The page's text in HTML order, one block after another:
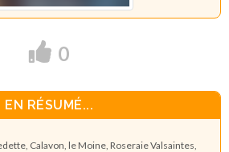
0
EN RÉSUMÉ...
Calavon, le Moine, Roseraie Valsaintes,